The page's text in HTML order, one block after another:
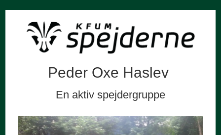
Peder Oxe Haslev
En aktiv spejdergruppe